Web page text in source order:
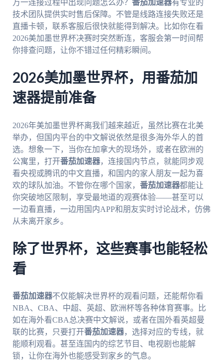
万一连接过程中出现问题怎么办？ 番茄加速器有专业的
技术团队提供实时售后保障。不管是线路连接失败还是
直播卡顿，联系客服后很快就能得到解决。比如你在看
2026美加墨世界杯决赛时突然断连，客服会第一时间帮
你排查问题，让你不错过任何精彩瞬间。
2026美加墨世界杯，用番茄加
速器提前准备
2026年美加墨世界杯离我们越来越近，虽然比赛在北美
举办，但国内平台的中文解说依然是很多海外华人的首
选。想象一下，当你在加拿大的现场外，或者在欧洲的
公寓里，打开番茄加速器，连接国内节点，就能同步观
看央视或腾讯的中文直播，和国内的家人朋友一起为喜
欢的球队加油。不管你在哪个国家， 番茄加速器都能让
你突破地区限制，享受最地道的观赛体验——甚至可以
一边看直播，一边用国内APP和朋友实时讨论战术，仿佛
从未离开家乡。
除了世界杯，这些赛事也能轻松
看
番茄加速器不仅能解决世界杯的观看问题，还能帮你看
NBA、CBA、中超、英超、欧洲杯等各种体育赛事。比
如在海外看CBA总决赛中文解说，或者在国外看英超曼
联的比赛，只要打开番茄加速器，选择对应的专线，就
能顺利观看。甚至连国内的综艺节目、电视剧也能解
锁，让你在海外也能感受到家乡的气息。